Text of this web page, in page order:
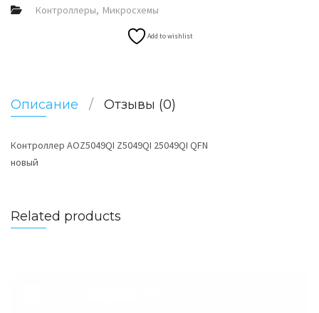
Контроллеры Микросхемы
Add to wishlist
Описание Отзывы (0)
Контроллер AOZ5049QI Z5049QI 25049QI QFN
новый
Related products